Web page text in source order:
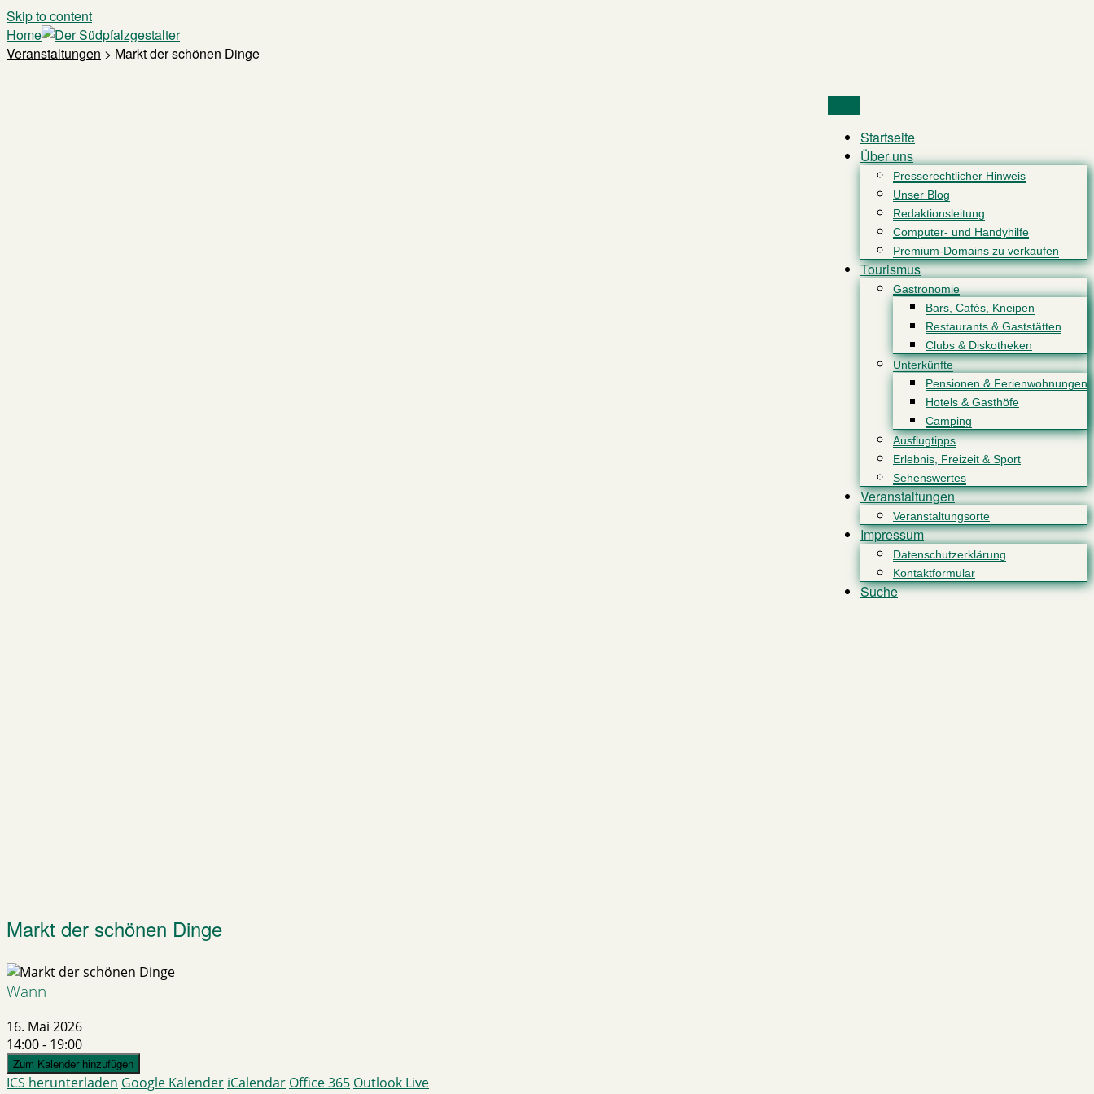
Skip to content
Home
Startseite
Über uns
Presserechtlicher Hinweis
Unser Blog
Redaktionsleitung
Computer- und Handyhilfe
Premium-Domains zu verkaufen
Tourismus
Gastronomie
Bars, Cafés, Kneipen
Restaurants & Gaststätten
Clubs & Diskotheken
Unterkünfte
Pensionen & Ferienwohnungen
Hotels & Gasthöfe
Camping
Ausflugtipps
Erlebnis, Freizeit & Sport
Sehenswertes
Veranstaltungen
Veranstaltungsorte
Impressum
Datenschutzerklärung
Kontaktformular
Suche
Veranstaltungen > Markt der schönen Dinge
Markt der schönen Dinge
Wann
16. Mai 2026
14:00 - 19:00
Zum Kalender hinzufügen
ICS herunterladen Google Kalender iCalendar Office 365 Outlook Live